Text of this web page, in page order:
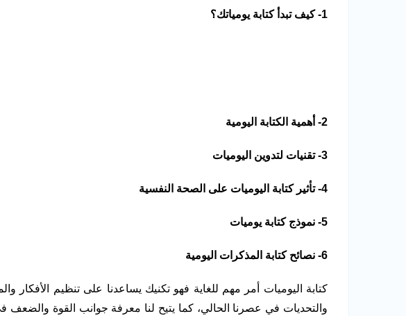
1- كيف تبدأ كتابة يومياتك؟
2- أهمية الكتابة اليومية
3- تقنيات لتدوين اليوميات
4- تأثير كتابة اليوميات على الصحة النفسية
5- نموذج كتابة يوميات
6- نصائح كتابة المذكرات اليومية
كتابة اليوميات أمر مهم للغاية فهو تكنيك يساعدنا على تنظيم الأفكار
والتحديات في عصرنا الحالي، كما يتيح لنا معرفة جوانب القوة والضعف